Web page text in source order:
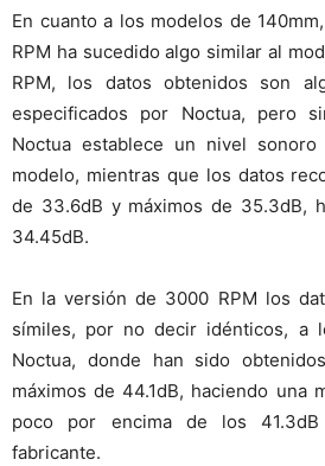
En cuanto a los modelos de
RPM ha sucedido algo similar al
RPM, los datos obtenidos son
especificados por Noctua, pero
Noctua establece un nivel
modelo, mientras que los datos
de 33.6dB y máximos de 35.3dB,
34.45dB.
En la versión de 3000 RPM los
símiles, por no decir idénticos, a
Noctua, donde han sido
máximos de 44.1dB, haciendo una
poco por encima de los
fabricante.